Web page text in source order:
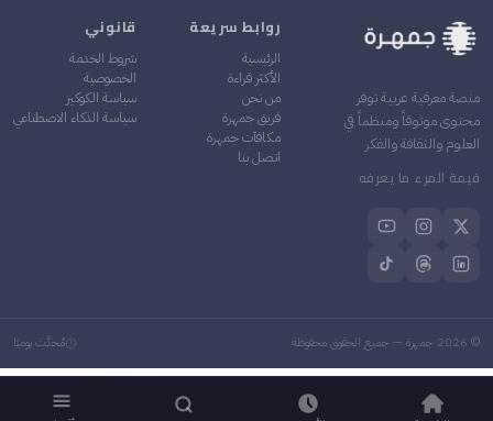
منصة معرفية عربية توفر
محتوى موثوقاً ومنظماً في
العلوم والثقافة والفكر
قيمة المرء ما يعرفه
روابط سريعة
الرئيسية
الأكثر قراءة
من نحن
فريق جمهرة
مكافآت جمهرة
اتصل بنا
قانوني
شروط الخدمة
الخصوصية
سياسة الكوكيز
سياسة الذكاء الاصطناعي
©
2026 جمهرة — جميع الحقوق محفوظة مُحدَّث يوميًا